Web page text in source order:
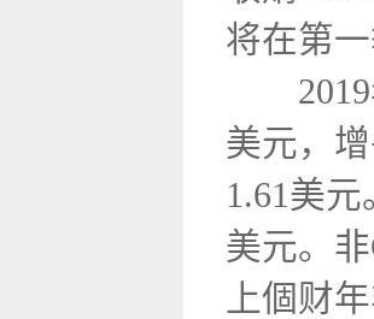
将在第
2019
美元，
1.61美
美元。
上個财